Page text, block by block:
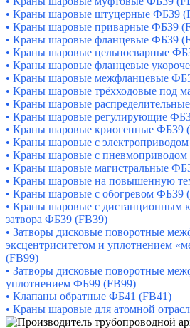
• Краны шаровые штуцерные ФБ39
• Краны шаровые приварные ФБ39
• Краны шаровые фланцевые ФБ39
• Краны шаровые цельносварные
• Краны шаровые фланцевые
• Краны шаровые межфланцевые
• Краны шаровые трёхходовые под
• Краны шаровые
• Краны шаровые регулирующие
• Краны шаровые криогенные ФБ39
• Краны шаровые с
• Краны шаровые с
• Краны шаровые магистральные
• Краны шаровые на повышенную
• Краны шаровые с обогревом ФБ39
• Краны шаровые с дистанционным
затвора ФБ39 (FB39)
• Затворы дисковые поворотные
эксцентриситетом и уплотнением
(FB99)
• Затворы дисковые поворотные
уплотнением ФБ99 (FB99)
• Клапаны обратные ФБ41 (FB41)
• Краны шаровые для атомной